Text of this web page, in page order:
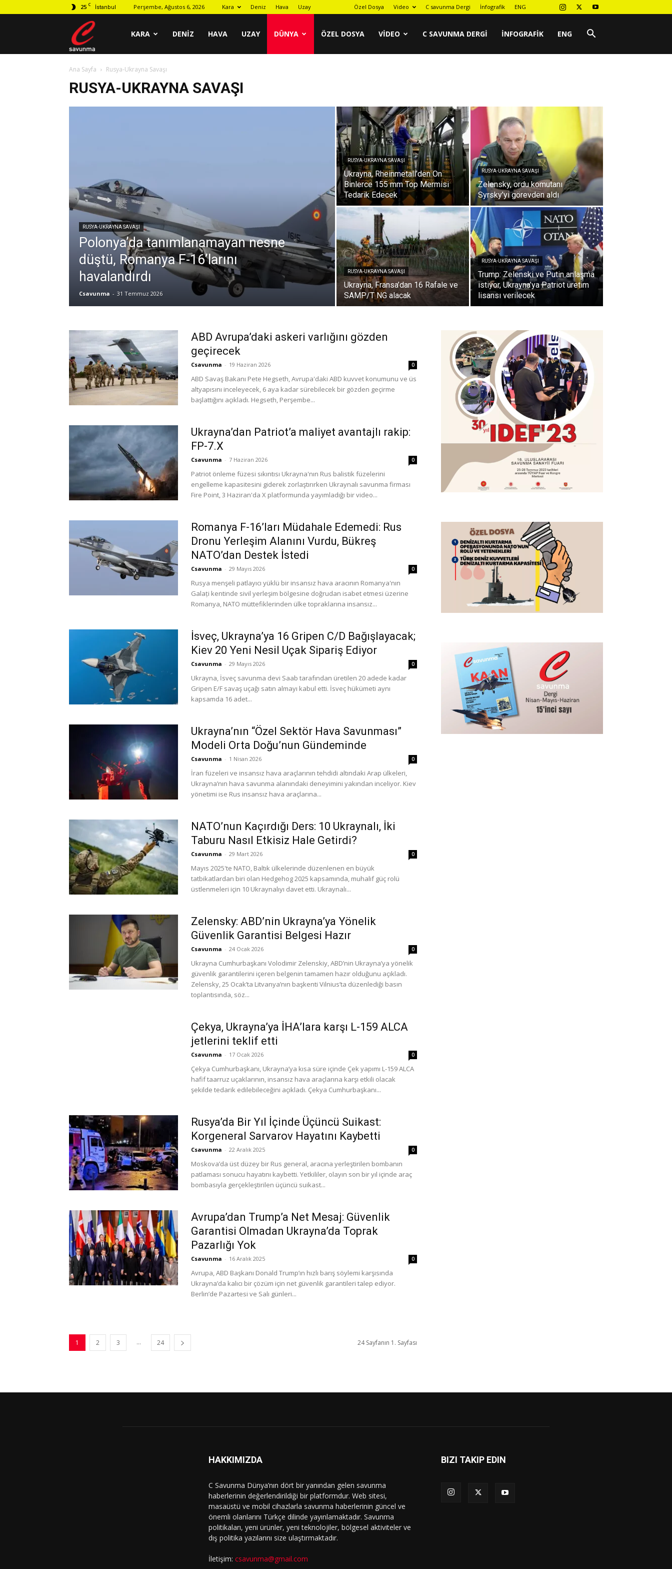
25 C İstanbul Perşembe, Ağustos 6, 2026 Kara Deniz Hava Uzay Özel Dosya Video C savunma Dergi İnfografik ENG
savunma
KARA DENIZ HAVA UZAY DÜNYA ÖZEL DOSYA VIDEO C SAVUNMA DERGI İNFOGRAFIK ENG
Ana Sayfa Rusya-Ukrayna Savaşı
RUSYA-UKRAYNA SAVAŞI
RUSYA-UKRAYNA SAVAŞI
Polonya’da tanımlanamayan nesne
düştü, Romanya F-16’larını
havalandırdı
Csavunma - 31 Temmuz 2026
RUSYA-UKRAYNA SAVAŞI
Ukrayna, Rheinmetall’den On
Binlerce 155 mm Top Mermisi
Tedarik Edecek
RUSYA-UKRAYNA SAVAŞI
Zelensky, ordu komutanı
Syrsky’yi görevden aldı
RUSYA-UKRAYNA SAVAŞI
Ukrayna, Fransa’dan 16 Rafale ve
SAMP/T NG alacak
RUSYA-UKRAYNA SAVAŞI
Trump: Zelenski ve Putin anlaşma
istiyor, Ukrayna’ya Patriot üretim
lisansı verilecek
ABD Avrupa’daki askeri varlığını gözden
geçirecek
Csavunma - 19 Haziran 2026 0
ABD Savaş Bakanı Pete Hegseth, Avrupa'daki ABD kuvvet konumunu ve üs
altyapısını inceleyecek, 6 aya kadar sürebilecek bir gözden geçirme
başlattığını açıkladı. Hegseth, Perşembe...
Ukrayna’dan Patriot’a maliyet avantajlı rakip:
FP-7.X
Csavunma - 7 Haziran 2026 0
Patriot önleme füzesi sıkıntısı Ukrayna'nın Rus balistik füzelerini
engelleme kapasitesini giderek zorlaştırırken Ukraynalı savunma firması
Fire Point, 3 Haziran'da X platformunda yayımladığı bir video...
Romanya F-16’ları Müdahale Edemedi: Rus
Dronu Yerleşim Alanını Vurdu, Bükreş
NATO’dan Destek İstedi
Csavunma - 29 Mayıs 2026 0
Rusya menşeli patlayıcı yüklü bir insansız hava aracının Romanya'nın
Galați kentinde sivil yerleşim bölgesine doğrudan isabet etmesi üzerine
Romanya, NATO müttefiklerinden ülke topraklarına insansız...
İsveç, Ukrayna’ya 16 Gripen C/D Bağışlayacak;
Kiev 20 Yeni Nesil Uçak Sipariş Ediyor
Csavunma - 29 Mayıs 2026 0
Ukrayna, İsveç savunma devi Saab tarafından üretilen 20 adede kadar
Gripen E/F savaş uçağı satın almayı kabul etti. İsveç hükümeti aynı
kapsamda 16 adet...
Ukrayna’nın “Özel Sektör Hava Savunması”
Modeli Orta Doğu’nun Gündeminde
Csavunma - 1 Nisan 2026 0
İran füzeleri ve insansız hava araçlarının tehdidi altındaki Arap ülkeleri,
Ukrayna’nın hava savunma alanındaki deneyimini yakından inceliyor. Kiev
yönetimi ise Rus insansız hava araçlarına...
NATO’nun Kaçırdığı Ders: 10 Ukraynalı, İki
Taburu Nasıl Etkisiz Hale Getirdi?
Csavunma - 29 Mart 2026 0
Mayıs 2025'te NATO, Baltık ülkelerinde düzenlenen en büyük
tatbikatlardan biri olan Hedgehog 2025 kapsamında, muhalif güç rolü
üstlenmeleri için 10 Ukraynalıyı davet etti. Ukraynalı...
Zelensky: ABD’nin Ukrayna’ya Yönelik
Güvenlik Garantisi Belgesi Hazır
Csavunma - 24 Ocak 2026 0
Ukrayna Cumhurbaşkanı Volodimir Zelenskiy, ABD’nin Ukrayna’ya yönelik
güvenlik garantilerini içeren belgenin tamamen hazır olduğunu açıkladı.
Zelensky, 25 Ocak’ta Litvanya’nın başkenti Vilnius’ta düzenlediği basın
toplantısında, söz...
Çekya, Ukrayna’ya İHA’lara karşı L-159 ALCA
jetlerini teklif etti
Csavunma - 17 Ocak 2026 0
Çekya Cumhurbaşkanı, Ukrayna’ya kısa süre içinde Çek yapımı L-159 ALCA
hafif taarruz uçaklarının, insansız hava araçlarına karşı etkili olacak
şekilde tedarik edilebileceğini açıkladı. Çekya Cumhurbaşkanı...
Rusya’da Bir Yıl İçinde Üçüncü Suikast:
Korgeneral Sarvarov Hayatını Kaybetti
Csavunma - 22 Aralık 2025 0
Moskova’da üst düzey bir Rus general, aracına yerleştirilen bombanın
patlaması sonucu hayatını kaybetti. Yetkililer, olayın son bir yıl içinde araç
bombasıyla gerçekleştirilen üçüncü suikast...
Avrupa’dan Trump’a Net Mesaj: Güvenlik
Garantisi Olmadan Ukrayna’da Toprak
Pazarlığı Yok
Csavunma - 16 Aralık 2025 0
Avrupa, ABD Başkanı Donald Trump’ın hızlı barış söylemi karşısında
Ukrayna’da kalıcı bir çözüm için net güvenlik garantileri talep ediyor.
Berlin’de Pazartesi ve Salı günleri...
1 2 3 ... 24 24 Sayfanın 1. Sayfası
HAKKIMIZDA
C Savunma Dünya’nın dört bir yanından gelen savunma
haberlerinin değerlendirildiği bir platformdur. Web sitesi,
masaüstü ve mobil cihazlarla savunma haberlerinin güncel ve
önemli olanlarını Türkçe dilinde yayınlamaktadır. Savunma
politikaları, yeni ürünler, yeni teknolojiler, bölgesel aktiviteler ve
dış politika yazılarını size ulaştırmaktadır.
İletişim: csavunma@gmail.com
BIZI TAKIP EDIN